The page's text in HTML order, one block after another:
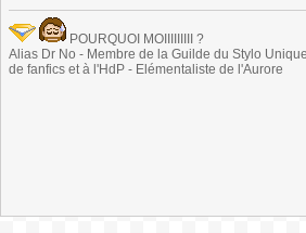
POURQUOI MOIIIIIIIII ?
Alias Dr No - Membre de la Guilde du Stylo
de fanfics et à l'HdP - Elémentaliste de l'Aurore